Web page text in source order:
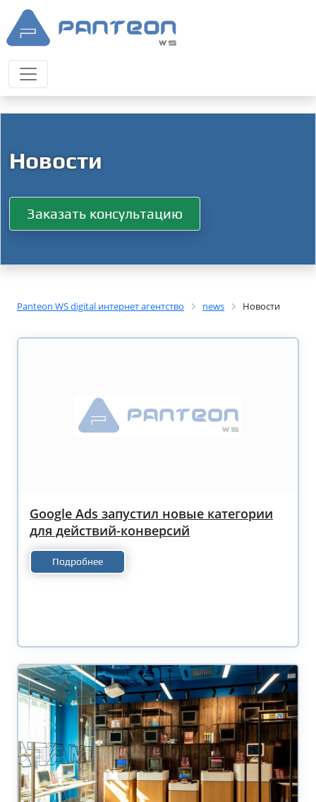
Новости
Заказать консультацию
Panteon WS digital интернет агентство news Новости
Google Ads запустил новые категории
для действий-конверсий
Подробнее